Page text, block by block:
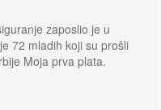
zaposlio je u
72 mladih koji su prošli
Moja prva plata.